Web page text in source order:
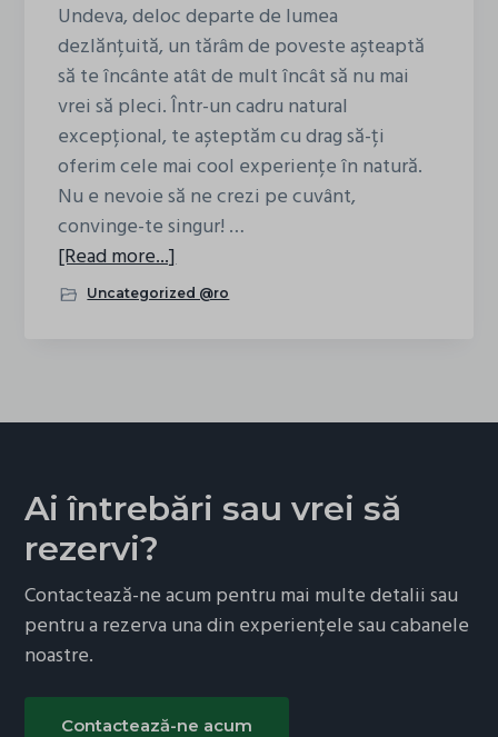
Undeva, deloc departe de lumea
dezlănțuită, un tărâm de poveste așteaptă
să te încânte atât de mult încât să nu mai
vrei să pleci. Într-un cadru natural
excepțional, te așteptăm cu drag să-ți
oferim cele mai cool experiențe în natură.
Nu e nevoie să ne crezi pe cuvânt,
convinge-te singur! …
[Read more...]about
10
mai
cool
în
natură.
Uncategorized @ro
Ai întrebări sau vrei să
rezervi?
Contactează-ne acum pentru mai multe detalii sau
pentru a rezerva una din experiențele sau cabanele
noastre.
Contactează-ne acum